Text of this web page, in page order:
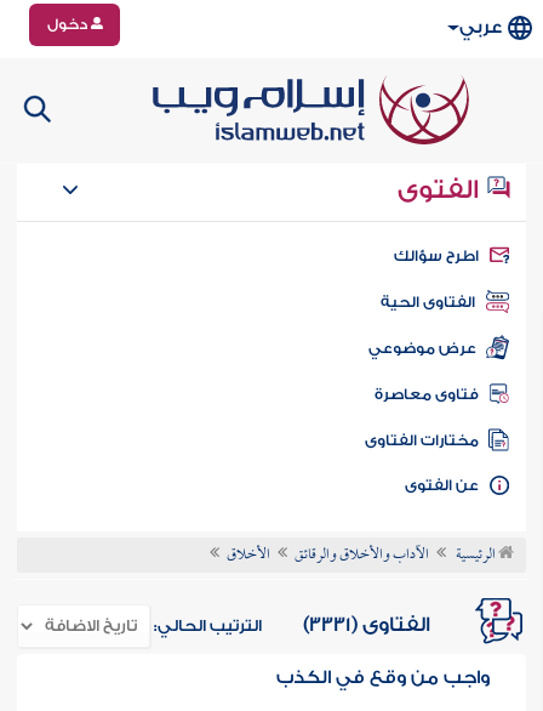
عربي دخول
الفتوى
سؤالك
الفتاوى الحية
عرض موضوعي
فتاوى معاصرة
مختارات الفتاوى
الفتوى
الرئيسية الآداب والأخلاق والرقائق الأخلاق
الفتاوى (3331) الترتيب الحالي:
واجب من وقع في الكذب